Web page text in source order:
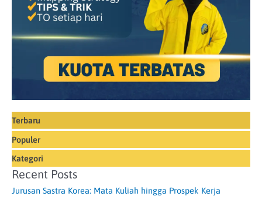
Terbaru
Populer
Kategori
Recent Posts
Jurusan Sastra Korea: Mata Kuliah hingga Prospek Kerja